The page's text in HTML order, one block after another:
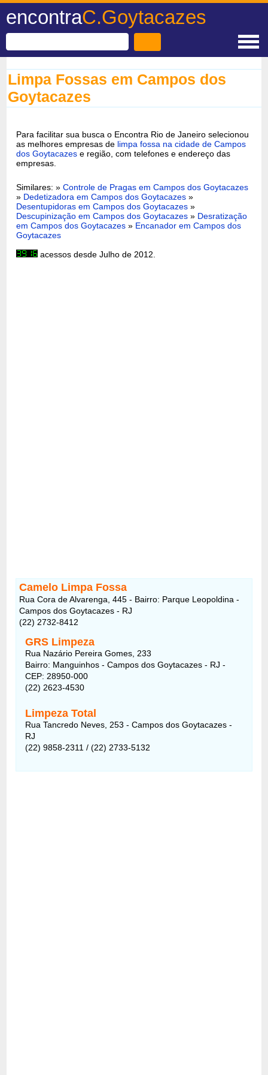
encontraC.Goytacazes
Limpa Fossas em Campos dos
Goytacazes
Para facilitar sua busca o Encontra Rio de Janeiro selecionou
as melhores empresas de limpa fossa na cidade de Campos
dos Goytacazes e região, com telefones e endereço das
empresas.
Similares: »Controle de Pragas em Campos dos Goytacazes
» Dedetizadora em Campos dos Goytacazes »
Desentupidoras em Campos dos Goytacazes »
Descupinização em Campos dos Goytacazes » Desratização
em Campos dos Goytacazes » Encanador em Campos dos
Goytacazes
acessos desde Julho de 2012.
Camelo Limpa Fossa
Rua Cora de Alvarenga, 445 - Bairro: Parque Leopoldina -
Campos dos Goytacazes - RJ
(22) 2732-8412
GRS Limpeza
Rua Nazário Pereira Gomes, 233
Bairro: Manguinhos - Campos dos Goytacazes - RJ -
CEP: 28950-000
(22) 2623-4530
Limpeza Total
Rua Tancredo Neves, 253 - Campos dos Goytacazes -
RJ
(22) 9858-2311 / (22) 2733-5132